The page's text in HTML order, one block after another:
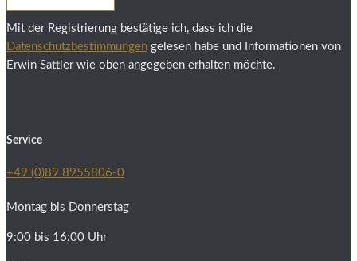
Mit der Registrierung bestätige ich, dass ich die
Datenschutzbestimmungen gelesen habe und Informationen von
Erwin Sattler wie oben angegeben erhalten möchte.
Service
+49 (0)89 8955806-0
Montag bis Donnerstag
9:00 bis 16:00 Uhr